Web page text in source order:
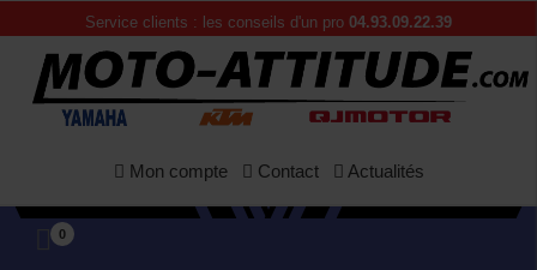
Service clients : les conseils d'un pro 04.93.09.22.39
Mon compte Contact Actualités
0